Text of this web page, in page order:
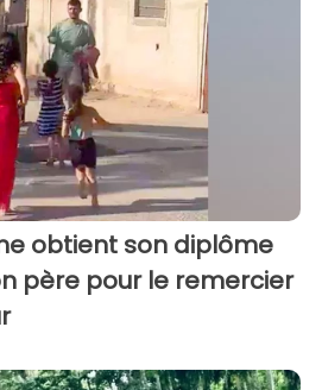
obtient son diplôme
père pour le remercier